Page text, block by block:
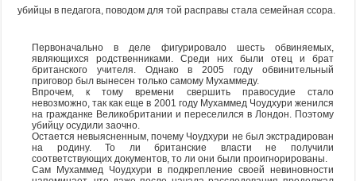
убийцы в педагога, поводом для той расправы стала семейная ссора.
Первоначально в деле фигурировало шесть обвиняемых,
являющихся родственниками. Среди них были отец и брат
британского учителя. Однако в 2005 году обвинительный
приговор был вынесен только самому Мухаммеду.
Впрочем, к тому времени свершить правосудие стало
невозможно, так как еще в 2001 году Мухаммед Чоудхури женился
на гражданке Великобритании и переселился в Лондон. Поэтому
убийцу осудили заочно.
Остается невыясненным, почему Чоудхури не был экстрадирован
на родину. То ли британские власти не получили
соответствующих документов, то ли они были проигнорированы.
Сам Мухаммед Чоудхури в подкрепление своей невиновности